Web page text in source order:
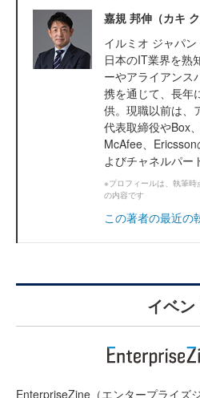
嘉規 邦伸（カキ ク
イルミオ ジャパ
日本のIT業界を熟
ーやアライアンス
携を通じて、長年
供。現職以前は、
代表取締役やBox
McAfee、
よびチャネルパー
※プロフィールは、執筆
の内容です
この著者の最近の
イベン
EnterpriseZine（エンタープライズ